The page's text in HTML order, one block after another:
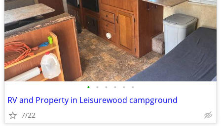
• • • • • •
RV and Property in Leisurewood campground
7/22